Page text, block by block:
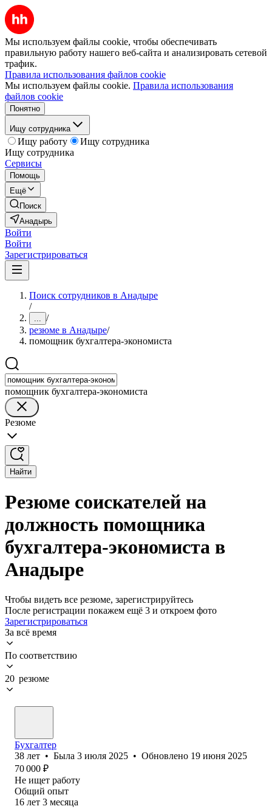
Мы используем файлы cookie, чтобы обеспечивать
правильную работу нашего веб-сайта и анализировать сетевой
трафик.
Правила использования файлов cookie
Мы используем файлы cookie. Правила использования
файлов cookie
Понятно
Ищу сотрудника
Ищу работу
Ищу сотрудника
Ищу сотрудника
Сервисы
Помощь
Ещё
Поиск
Анадырь
Войти
Войти
Зарегистрироваться
Поиск сотрудников в Анадыре
/
... /
резюме в Анадыре/
помощник бухгалтера-экономиста
помощник бухгалтера-экономиста
Резюме
Найти
Резюме соискателей на
должность помощника
бухгалтера-экономиста в
Анадыре
Чтобы видеть все резюме, зарегистрируйтесь
После регистрации покажем ещё 3 и откроем фото
Зарегистрироваться
За всё время
По соответствию
20 резюме
Бухгалтер
38 лет • Была 3 июля 2025 • Обновлено 19 июня 2025
70 000 ₽
Не ищет работу
Общий опыт
16 лет 3 месяца